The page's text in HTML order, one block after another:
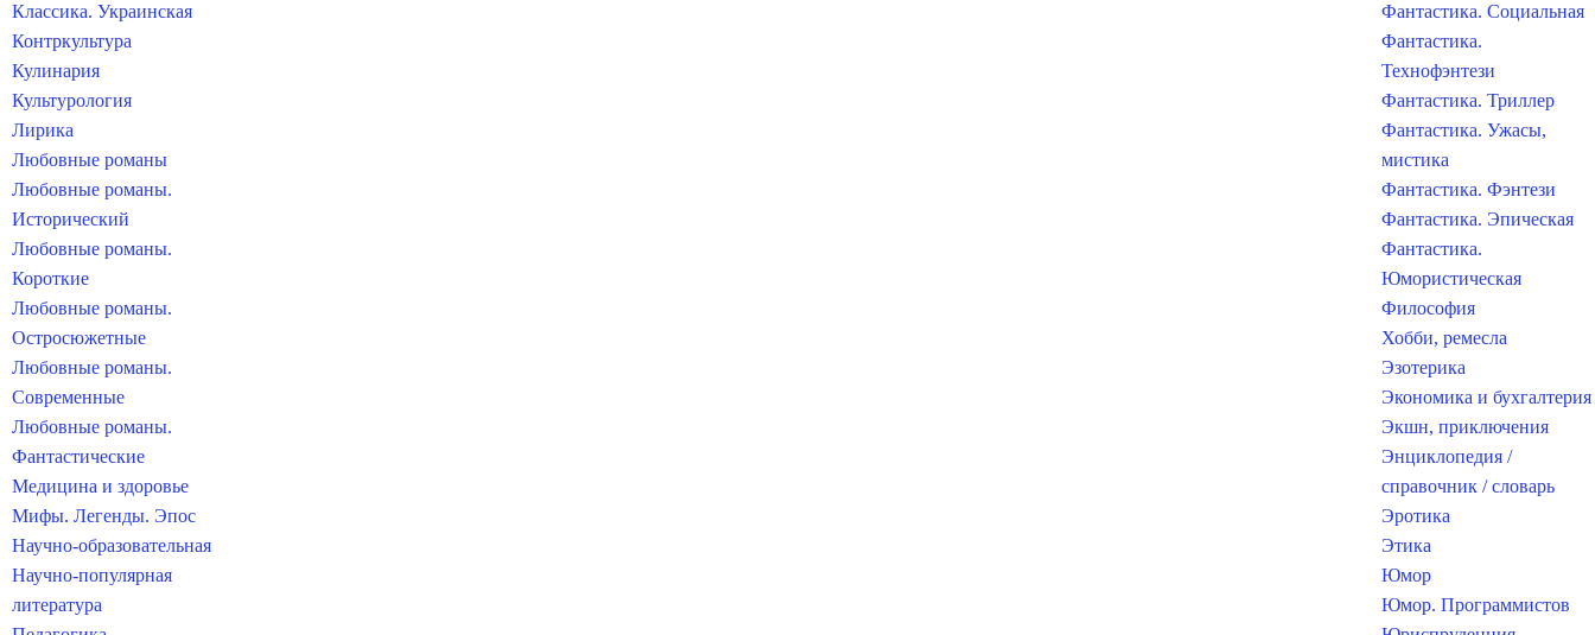
Классика. Украинская
Контркультура
Кулинария
Культурология
Лирика
Любовные романы
Любовные романы.
Исторический
Любовные романы.
Короткие
Любовные романы.
Остросюжетные
Любовные романы.
Современные
Любовные романы.
Фантастические
Медицина и здоровье
Мифы. Легенды. Эпос
Научно-образовательная
Научно-популярная
литература
Фантастика. Социальная
Фантастика.
Технофэнтези
Фантастика. Триллер
Фантастика. Ужасы,
мистика
Фантастика. Фэнтези
Фантастика. Эпическая
Фантастика.
Юмористическая
Философия
Хобби, ремесла
Эзотерика
Экономика и бухгалтерия
Экшн, приключения
Энциклопедия /
справочник / словарь
Эротика
Этика
Юмор
Юмор. Программистов